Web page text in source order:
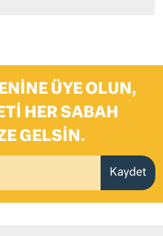
ÜYE OLUN,
HER SABAH
GELSIN.
Kaydet